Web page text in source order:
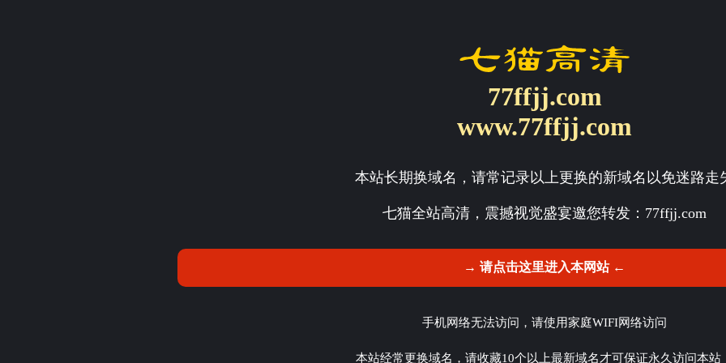
77ffjj.com
www.77ffjj.com
本站长期换域名，请常记录以上更换的新域名以免迷路走
七猫全站高清，震撼视觉盛宴邀您转发： 77ffjj.com
→ 请点击这里进入本网站 ←
手机网络无法访问，请使用家庭WIFI网络访问
本站经常更换域名，请收藏10个以上最新域名才可保证永久访问本站